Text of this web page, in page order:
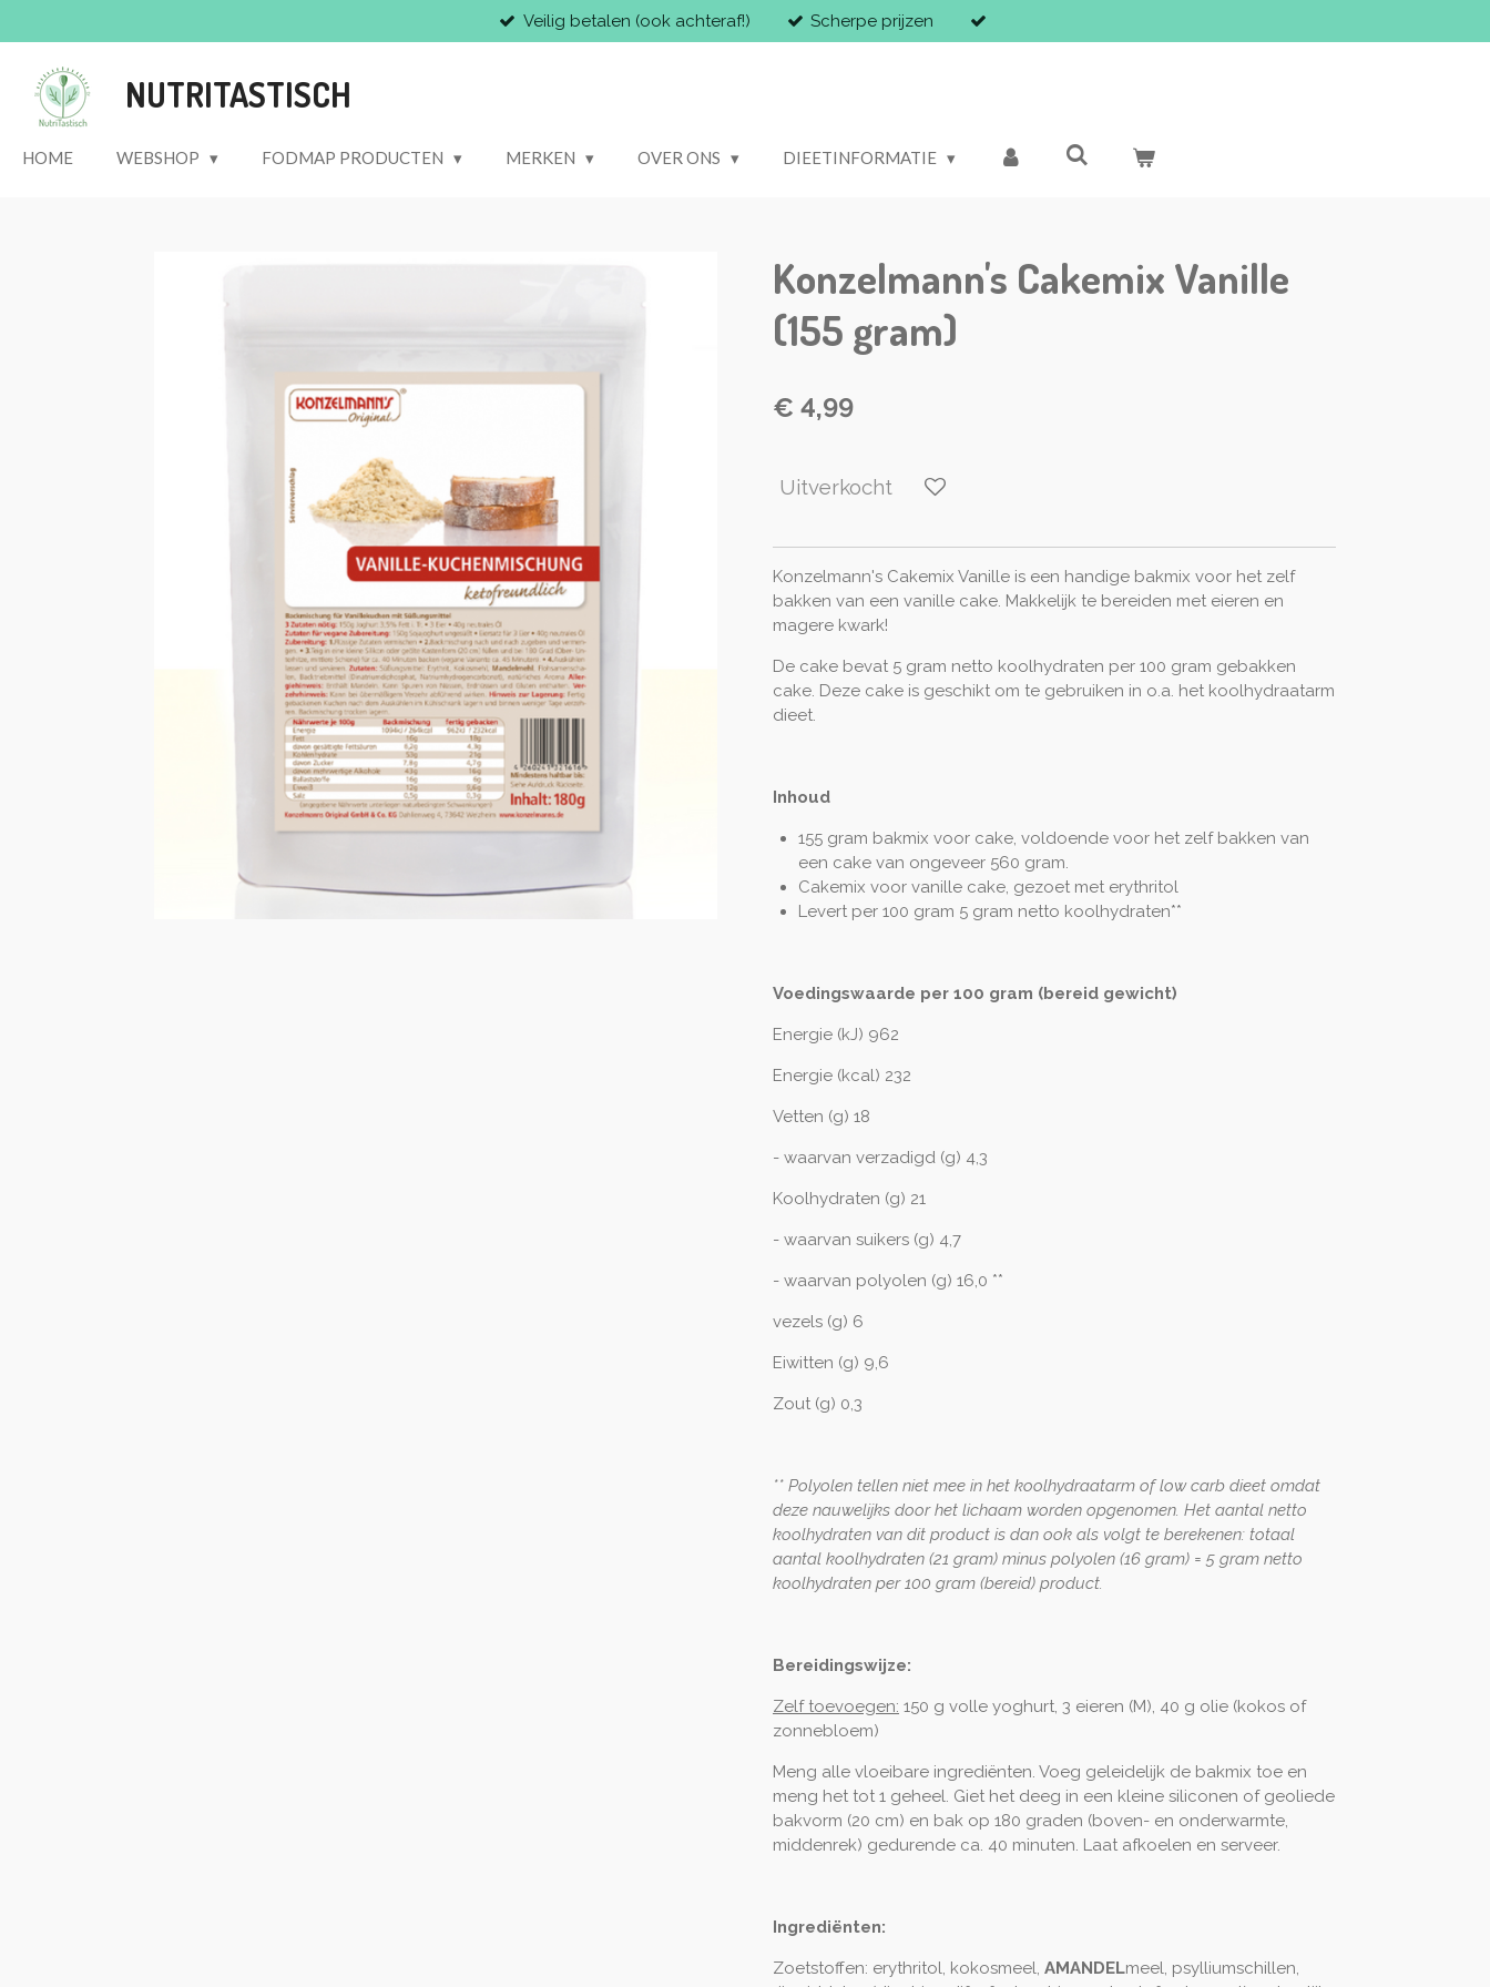
direct
naar
hoofdinhoud
Veilig betalen (ook achteraf!) Scherpe prijzen
NUTRITASTISCH
HOME WEBSHOP FODMAP PRODUCTEN MERKEN OVER ONS DIEETINFORMATIE
Konzelmann's Cakemix Vanille
(155 gram)
€ 4,99
Uitverkocht
Konzelmann's Cakemix Vanille is een handige bakmix voor het zelf
bakken van een vanille cake. Makkelijk te bereiden met eieren en
magere kwark!
De cake bevat 5 gram netto koolhydraten per 100 gram gebakken
cake. Deze cake is geschikt om te gebruiken in o.a. het koolhydraatarm
dieet.
Inhoud
155 gram bakmix voor cake, voldoende voor het zelf bakken van
een cake van ongeveer 560 gram.
Cakemix voor vanille cake, gezoet met erythritol
Levert per 100 gram 5 gram netto koolhydraten**
Voedingswaarde per 100 gram (bereid gewicht)
Energie (kJ) 962
Energie (kcal) 232
Vetten (g) 18
- waarvan verzadigd (g) 4,3
Koolhydraten (g) 21
- waarvan suikers (g) 4,7
- waarvan polyolen (g) 16,0 **
vezels (g) 6
Eiwitten (g) 9,6
Zout (g) 0,3
** Polyolen tellen niet mee in het koolhydraatarm of low carb dieet omdat
deze nauwelijks door het lichaam worden opgenomen. Het aantal netto
koolhydraten van dit product is dan ook als volgt te berekenen: totaal
aantal koolhydraten (21 gram) minus polyolen (16 gram) = 5 gram netto
koolhydraten per 100 gram (bereid) product.
Bereidingswijze:
Zelf toevoegen: 150 g volle yoghurt, 3 eieren (M), 40 g olie (kokos of
zonnebloem)
Meng alle vloeibare ingrediënten. Voeg geleidelijk de bakmix toe en
meng het tot 1 geheel. Giet het deeg in een kleine siliconen of geoliede
bakvorm (20 cm) en bak op 180 graden (boven- en onderwarmte,
middenrek) gedurende ca. 40 minuten. Laat afkoelen en serveer.
Ingrediënten:
Zoetstoffen: erythritol, kokosmeel, AMANDELmeel, psylliumschillen,